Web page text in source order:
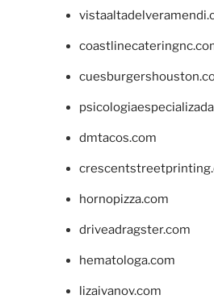
dmtacos.com
hornopizza.com
driveadragster.com
hematologa.com
lizaivanov.com